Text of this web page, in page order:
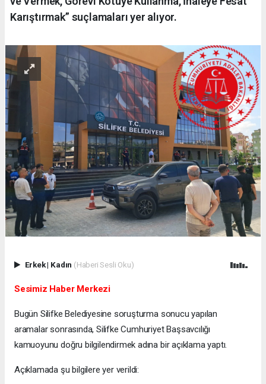
Karıştırmak” suçlamaları yer alıyor.
Erkek| Kadın (Haberi Sesli Oku)
Sesimiz Haber Merkezi
Bugün Silifke Belediyesine soruşturma sonucu yapılan
aramalar sonrasında, Silifke Cumhuriyet Başsavcılığı
kamuoyunu doğru bilgilendirmek adına bir açıklama yaptı.
Açıklamada şu bilgilere yer verildi: